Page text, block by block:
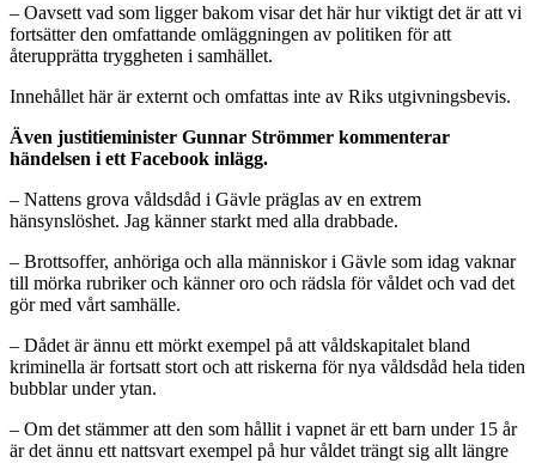
– Oavsett vad som ligger bakom visar det här hur viktigt det är att vi
fortsätter den omfattande omläggningen av politiken för att
återupprätta tryggheten i samhället.
Innehållet här är externt och omfattas inte av Riks utgivningsbevis.
Även justitieminister Gunnar Strömmer kommenterar
händelsen i ett Facebook inlägg.
– Nattens grova våldsdåd i Gävle präglas av en extrem
hänsynslöshet. Jag känner starkt med alla drabbade.
– Brottsoffer, anhöriga och alla människor i Gävle som idag vaknar
till mörka rubriker och känner oro och rädsla för våldet och vad det
gör med vårt samhälle.
– Dådet är ännu ett mörkt exempel på att våldskapitalet bland
kriminella är fortsatt stort och att riskerna för nya våldsdåd hela tiden
bubblar under ytan.
– Om det stämmer att den som hållit i vapnet är ett barn under 15 år
är det ännu ett nattsvart exempel på hur våldet trängt sig allt längre